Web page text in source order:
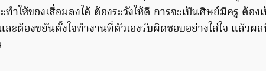
ทำให้ของเสื่อมลงได้ ต้องระวังให้ดี การจะเป็นศิษย์มีครู ต้อ
ะต้องขยันตั้งใจทำงานที่ตัวเองรับผิดชอบอย่างใส่ใจ แล้วผ